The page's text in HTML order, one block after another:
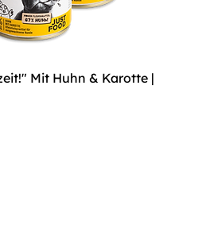
Mit Huhn & Karotte |